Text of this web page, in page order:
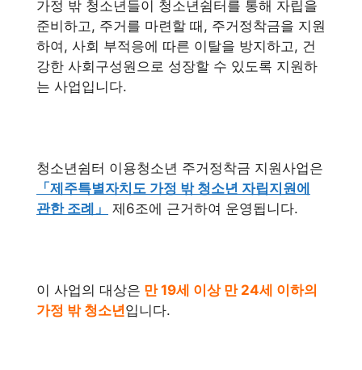
가정 밖 청소년들이 청소년쉼터를 통해 자립을
준비하고, 주거를 마련할 때, 주거정착금을 지원
하여, 사회 부적응에 따른 이탈을 방지하고, 건
강한 사회구성원으로 성장할 수 있도록 지원하
는 사업입니다.
청소년쉼터 이용청소년 주거정착금 지원사업은
「제주특별자치도 가정 밖 청소년 자립지원에
관한 조례」
제6조에 근거하여 운영됩니다.
이 사업의 대상은 만 19세 이상 만 24세 이하의
가정 밖 청소년입니다.